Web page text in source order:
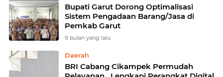
Bupati Garut Dorong Optimalisasi
Sistem Pengadaan Barang/Jasa di
Pemkab Garut
9 bulan yang lalu
Daerah
BRI Cabang Cikampek Permudah